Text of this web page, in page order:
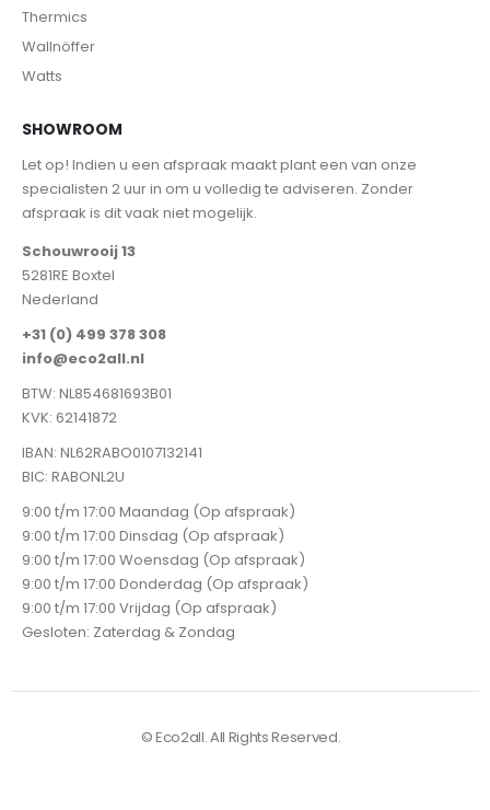
Thermics
Wallnöffer
Watts
SHOWROOM
Let op! Indien u een afspraak maakt plant een van onze
specialisten 2 uur in om u volledig te adviseren. Zonder
afspraak is dit vaak niet mogelijk.
Schouwrooij 13
5281RE Boxtel
Nederland
+31 (0) 499 378 308
info@eco2all.nl
BTW: NL854681693B01
KVK: 62141872
IBAN: NL62RABO0107132141
BIC: RABONL2U
9:00 t/m 17:00 Maandag (Op afspraak)
9:00 t/m 17:00 Dinsdag (Op afspraak)
9:00 t/m 17:00 Woensdag (Op afspraak)
9:00 t/m 17:00 Donderdag (Op afspraak)
9:00 t/m 17:00 Vrijdag (Op afspraak)
Gesloten: Zaterdag & Zondag
© Eco2all. All Rights Reserved.